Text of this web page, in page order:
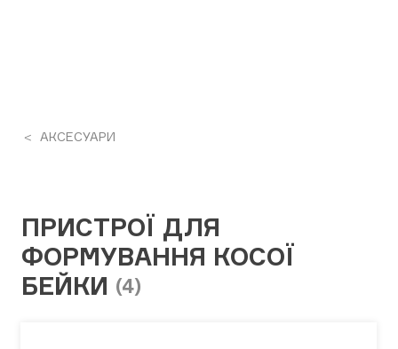
АКСЕСУАРИ
ПРИСТРОЇ ДЛЯ
ФОРМУВАННЯ КОСОЇ
БЕЙКИ (4)